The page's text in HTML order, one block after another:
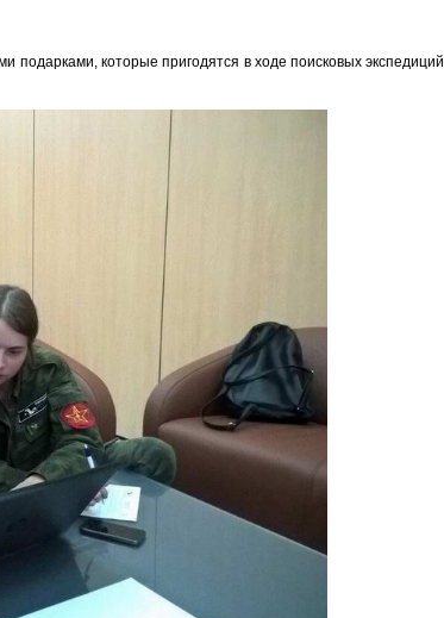
которые пригодятся в ходе поисковых экспедиций